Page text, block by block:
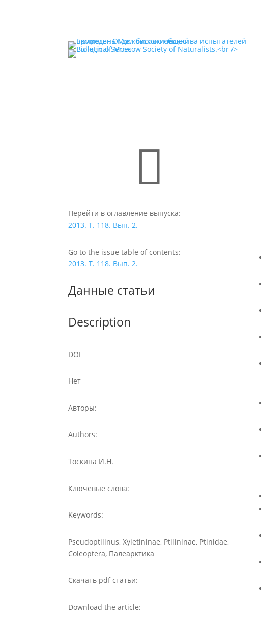

Перейти в оглавление выпуска:
2013. Т. 118. Вып. 2.
Go to the issue table of contents:
2013. Т. 118. Вып. 2.
Данные статьи
Description
DOI
Нет
Авторы:
Authors:
Тоскина И.Н.
Ключевые слова:
Keywords:
Pseudoptilinus, Xyletininae, Ptilininae, Ptinidae,
Coleoptera, Палеарктика
Скачать pdf статьи:
Download the article: